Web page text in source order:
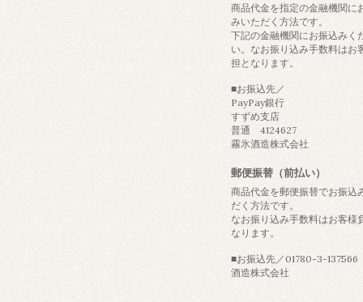
商品代金を指定の金融機関に
みいただく方法です。
下記の金融機関にお振込みく
い。なお振り込み手数料はお
担となります。
■お振込先／
PayPay銀行
すずめ支店
普通 4124627
霧氷酒造株式会社
郵便振替（前払い）
商品代金を郵便振替でお振込
だく方法です。
なお振り込み手数料はお客様
なります。
■お振込先／01780-3-
酒造株式会社